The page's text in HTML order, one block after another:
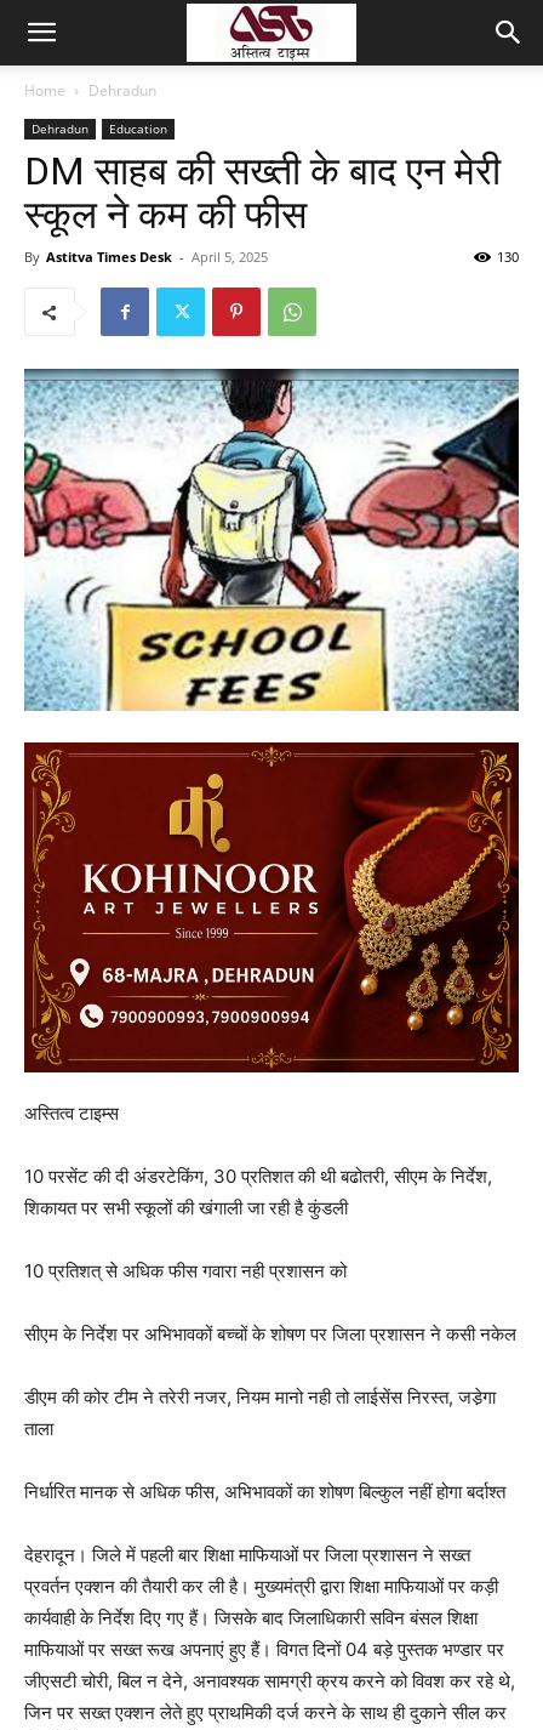
Home Dehradun
Dehradun Education
DM साहब की सख्ती के बाद एन मेरी
स्कूल ने कम की फीस
By Astitva Times Desk - April 5, 2025 130
अस्तित्व टाइम्स
10 परसेंट की दी अंडरटेकिंग, 30 प्रतिशत की थी बढोतरी, सीएम के निर्देश,
शिकायत पर सभी स्कूलों की खंगाली जा रही है कुंडली
10 प्रतिशत् से अधिक फीस गवारा नही प्रशासन को
सीएम के निर्देश पर अभिभावकों बच्चों के शोषण पर जिला प्रशासन ने कसी नकेल
डीएम की कोर टीम ने तरेरी नजर, नियम मानो नही तो लाईसेंस निरस्त, जडे़गा
ताला
निर्धारित मानक से अधिक फीस, अभिभावकों का शोषण बिल्कुल नहीं होगा बर्दाश्त
देहरादून। जिले में पहली बार शिक्षा माफियाओं पर जिला प्रशासन ने सख्त
प्रवर्तन एक्शन की तैयारी कर ली है। मुख्यमंत्री द्वारा शिक्षा माफियाओं पर कड़ी
कार्यवाही के निर्देश दिए गए हैं। जिसके बाद जिलाधिकारी सविन बंसल शिक्षा
माफियाओं पर सख्त रूख अपनाएं हुए हैं। विगत दिनों 04 बड़े पुस्तक भण्डार पर
जीएसटी चोरी, बिल न देने, अनावश्यक सामग्री क्रय करने को विवश कर रहे थे,
जिन पर सख्त एक्शन लेते हुए प्राथमिकी दर्ज करने के साथ ही दुकाने सील कर